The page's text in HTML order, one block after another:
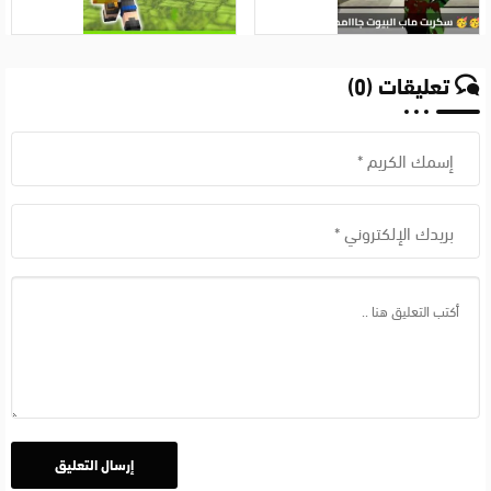
البيوت
شامل
مباشر
تعليقات (0)